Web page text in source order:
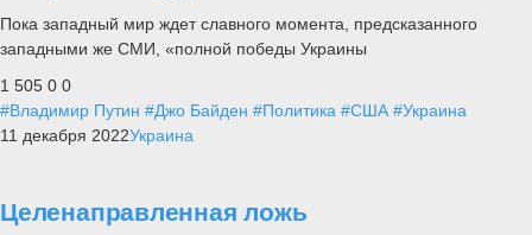
Пока западный мир ждет славного момента, предсказанного
западными же СМИ, «полной победы Украины
1 505 0 0
#Владимир Путин #Джо Байден #Политика #США #Украина
11 декабря 2022Украина
Целенаправленная ложь